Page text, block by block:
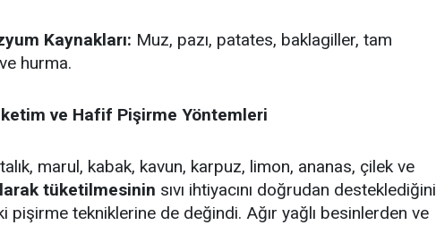
Kaynakları: Muz, pazı, patates, baklagiller, tam
hurma.
ve Hafif Pişirme Yöntemleri
marul, kabak, kavun, karpuz, limon, ananas, çilek ve
tüketilmesinin sıvı ihtiyacını doğrudan desteklediğini
pişirme tekniklerine de değindi. Ağır yağlı besinlerden ve